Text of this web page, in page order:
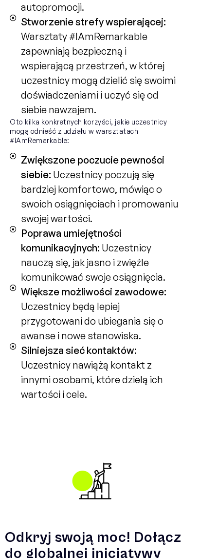
autopromocji.
Stworzenie strefy wspierającej:
Warsztaty #IAmRemarkable
zapewniają bezpieczną i
wspierającą przestrzeń, w której
uczestnicy mogą dzielić się swoimi
doświadczeniami i uczyć się od
siebie nawzajem.
Oto kilka konkretnych korzyści, jakie uczestnicy
mogą odnieść z udziału w warsztatach
#IAmRemarkable:
Zwiększone poczucie pewności
siebie: Uczestnicy poczują się
bardziej komfortowo, mówiąc o
swoich osiągnięciach i promowaniu
swojej wartości.
Poprawa umiejętności
komunikacyjnych: Uczestnicy
nauczą się, jak jasno i zwięźle
komunikować swoje osiągnięcia.
Większe możliwości zawodowe:
Uczestnicy będą lepiej
przygotowani do ubiegania się o
awanse i nowe stanowiska.
Silniejsza sieć kontaktów:
Uczestnicy nawiążą kontakt z
innymi osobami, które dzielą ich
wartości i cele.
Odkryj swoją moc! Dołącz
do globalnej inicjatywy